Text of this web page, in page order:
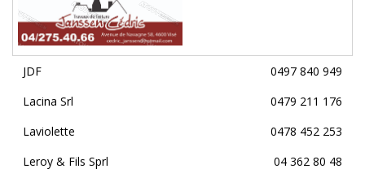
JDF
0497 840 949
Lacina Srl
0479 211 176
Laviolette
0478 452 253
Leroy & Fils Sprl
04 362 80 48